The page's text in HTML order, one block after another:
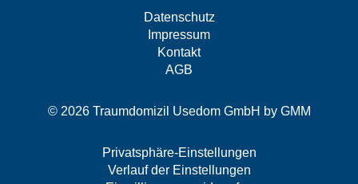
© 2026 Traumdomizil Usedom GmbH by GMM
Privatsphäre-Einstellungen
Verlauf der Einstellungen
Datenschutz
Impressum
Kontakt
AGB